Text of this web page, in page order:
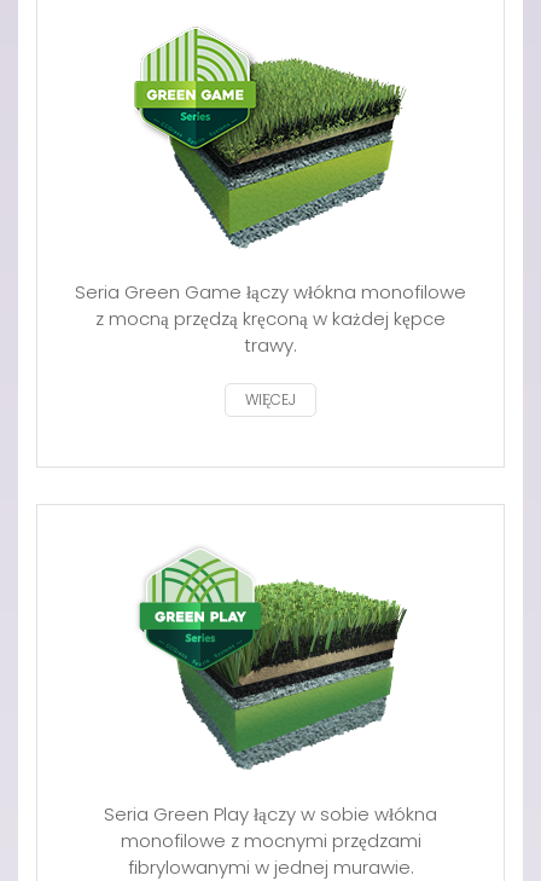
Seria Green Game łączy włókna monofilowe
z mocną przędzą kręconą w każdej kępce
trawy.
WIĘCEJ
Seria Green Play łączy w sobie włókna
monofilowe z mocnymi przędzami
fibrylowanymi w jednej murawie.